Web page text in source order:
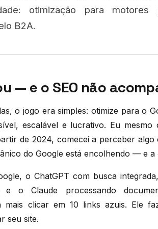
otimização para motores
B2A.
— e o SEO não
o jogo era simples: otimize para o
escalável e lucrativo. Eu mesmo
de 2024, comecei a perceber algo
do Google está encolhendo — e
o ChatGPT com busca
e o Claude processando
mais clicar em 10 links azuis. Ele
seu site.